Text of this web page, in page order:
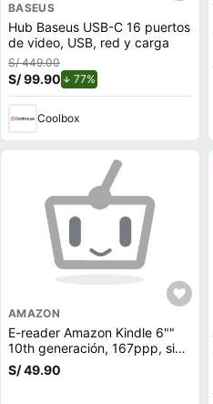
BASEUS
Hub Baseus USB-C 16 puertos
de video, USB, red y carga
S/ 449.00
S/ 99.90 77%
Coolbox
AMAZON
E-reader Amazon Kindle 6""
10th generación, 167ppp, sin
reflejos, 8GB, 512MB ram,
negro
S/ 49.90